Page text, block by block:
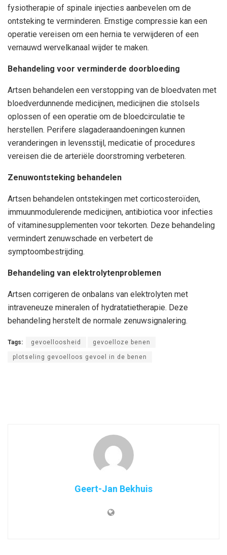
fysiotherapie of spinale injecties aanbevelen om de
ontsteking te verminderen. Ernstige compressie kan een
operatie vereisen om een hernia te verwijderen of een
vernauwd wervelkanaal wijder te maken.
Behandeling voor verminderde doorbloeding
Artsen behandelen een verstopping van de bloedvaten met
bloedverdunnende medicijnen, medicijnen die stolsels
oplossen of een operatie om de bloedcirculatie te
herstellen. Perifere slagaderaandoeningen kunnen
veranderingen in levensstijl, medicatie of procedures
vereisen die de arteriële doorstroming verbeteren.
Zenuwontsteking behandelen
Artsen behandelen ontstekingen met corticosteroïden,
immuunmodulerende medicijnen, antibiotica voor infecties
of vitaminesupplementen voor tekorten. Deze behandeling
vermindert zenuwschade en verbetert de
symptoombestrijding.
Behandeling van elektrolytenproblemen
Artsen corrigeren de onbalans van elektrolyten met
intraveneuze mineralen of hydratatietherapie. Deze
behandeling herstelt de normale zenuwsignalering.
Tags: gevoelloosheid gevoelloze benen
plotseling gevoelloos gevoel in de benen
Geert-Jan Bekhuis